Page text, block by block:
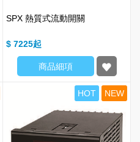
SPX 熱質式流動開關
$ 7225
商品細項
HOT NEW